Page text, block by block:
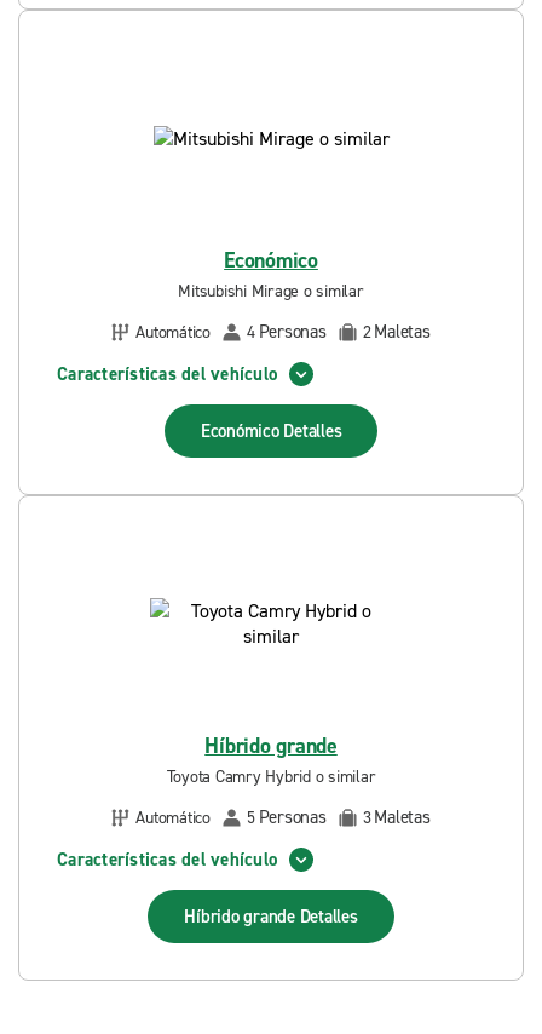
Económico
Mitsubishi Mirage o similar
Automático
4 Personas 2Maletas
Características del vehículo
Económico Detalles
Híbrido grande
Toyota Camry Hybrid o similar
Automático
5 Personas 3Maletas
Características del vehículo
Híbrido grande Detalles